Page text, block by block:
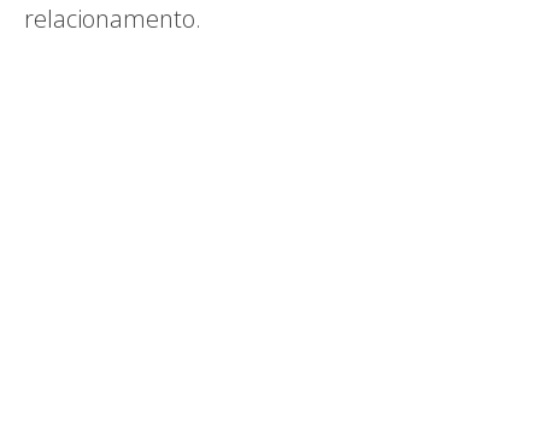
relacionamento.